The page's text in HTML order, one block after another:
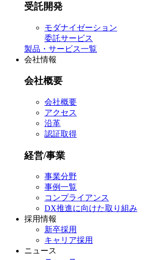
受託開発
モダナイゼーション
委託サービス
製品・サービス一覧
会社情報
会社概要
会社概要
アクセス
沿革
認証取得
経営/事業
事業分野
事例一覧
コンプライアンス
DX推進に向けた取り組み
採用情報
新卒採用
キャリア採用
ニュース